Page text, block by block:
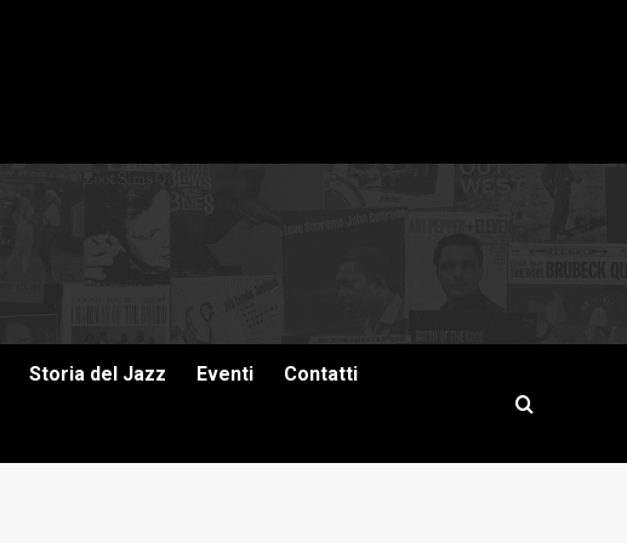
Storia del Jazz Eventi Contatti